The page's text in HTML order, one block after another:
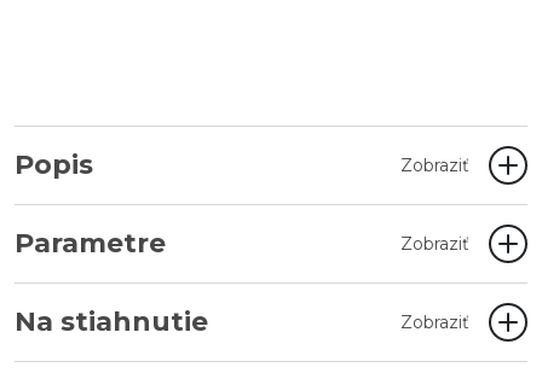
Popis Zobraziť
Parametre Zobraziť
Na stiahnutie Zobraziť